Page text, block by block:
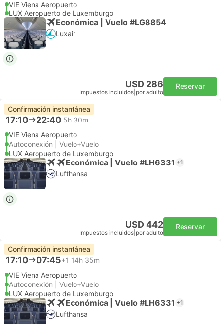
VIE Viena Aeropuerto
LUX Aeropuerto de Luxemburgo
Económica | Vuelo #LG8854
Luxair
USD 286
Impuestos incluidos por adulto
Reservar
Confirmación instantánea
17:10 22:40 5h 30m
VIE Viena Aeropuerto
Autoconexión | Vuelo+Vuelo
LUX Aeropuerto de Luxemburgo
Económica | Vuelo #LH6331 +1
Lufthansa
USD 442
Impuestos incluidos por adulto
Reservar
Confirmación instantánea
17:10 07:45+1 14h 35m
VIE Viena Aeropuerto
Autoconexión | Vuelo+Vuelo
LUX Aeropuerto de Luxemburgo
Económica | Vuelo #LH6331 +1
Lufthansa